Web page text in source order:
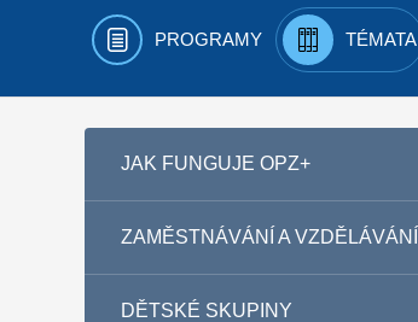
PROGRAMY TÉMATA
JAK FUNGUJE OPZ+
ZAMĚSTNÁVÁNÍ A VZDĚLÁVÁNÍ
DĚTSKÉ SKUPINY